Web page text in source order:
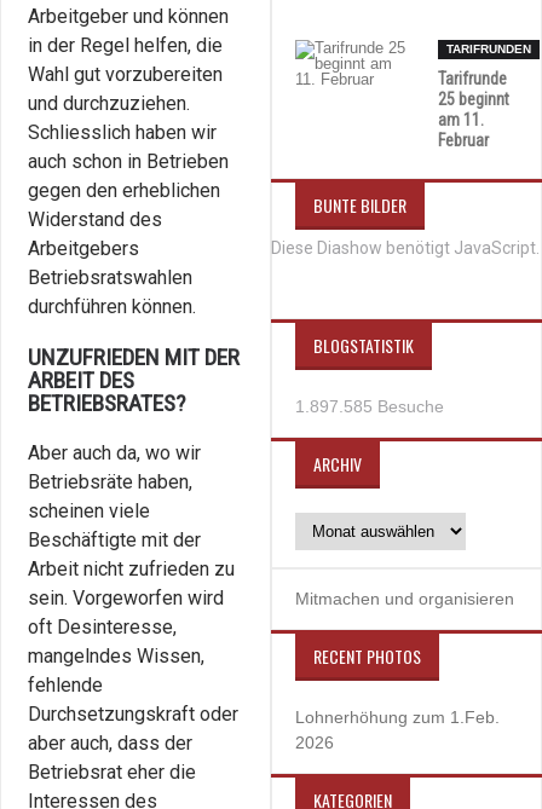
Arbeitgeber und können
in der Regel helfen, die
Wahl gut vorzubereiten
und durchzuziehen.
Schliesslich haben wir
auch schon in Betrieben
gegen den erheblichen
Widerstand des
Arbeitgebers
Betriebsratswahlen
durchführen können.
UNZUFRIEDEN MIT DER
ARBEIT DES
BETRIEBSRATES?
Aber auch da, wo wir
Betriebsräte haben,
scheinen viele
Beschäftigte mit der
Arbeit nicht zufrieden zu
sein. Vorgeworfen wird
oft Desinteresse,
mangelndes Wissen,
fehlende
Durchsetzungskraft oder
aber auch, dass der
Betriebsrat eher die
Interessen des
TARIFRUNDEN
Tarifrunde
25 beginnt
am 11.
Februar
BUNTE BILDER
Diese Diashow benötigt JavaScript.
BLOGSTATISTIK
1.897.585 Besuche
ARCHIV
Mitmachen und organisieren
RECENT PHOTOS
Lohnerhöhung zum 1.Feb.
2026
KATEGORIEN